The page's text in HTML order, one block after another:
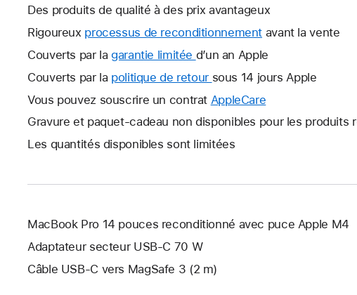
Des produits de qualité à des prix avantageux
Rigoureux processus de reconditionnement avant la vente
Couverts par la garantie limitée Une
nouvelle
s’ouvre.
d’un an Apple
Couverts par la politique de retour Une
nouvelle
s’ouvre.
sous 14 jours Apple
Vous pouvez souscrire un contrat AppleCare
nouvelle
Gravure et paquet-cadeau non disponibles pour les produits
Les quantités disponibles sont limitées
MacBook Pro 14 pouces reconditionné avec puce Apple M4
Adaptateur secteur USB‑C 70 W
Câble USB-C vers MagSafe 3 (2 m)